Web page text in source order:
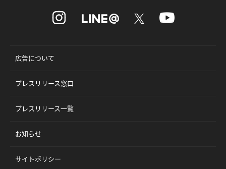
広告について
プレスリリース窓口
プレスリリース一覧
お知らせ
サイトポリシー